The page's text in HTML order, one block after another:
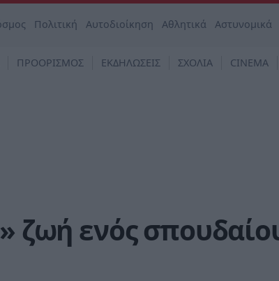
Πολιτική Αυτοδιοίκηση Αθλητικά Αστυνομικά
ΠΡΟΟΡΙΣΜΟΣ ΕΚΔΗΛΩΣΕΙΣ ΣΧΟΛΙΑ CINEMA
ζωή ενός